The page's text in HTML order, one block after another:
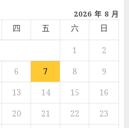
2026 年 8 月
四 五 六
日
1
2
6 7 8
9
13 14 15
16
20 21 22
23